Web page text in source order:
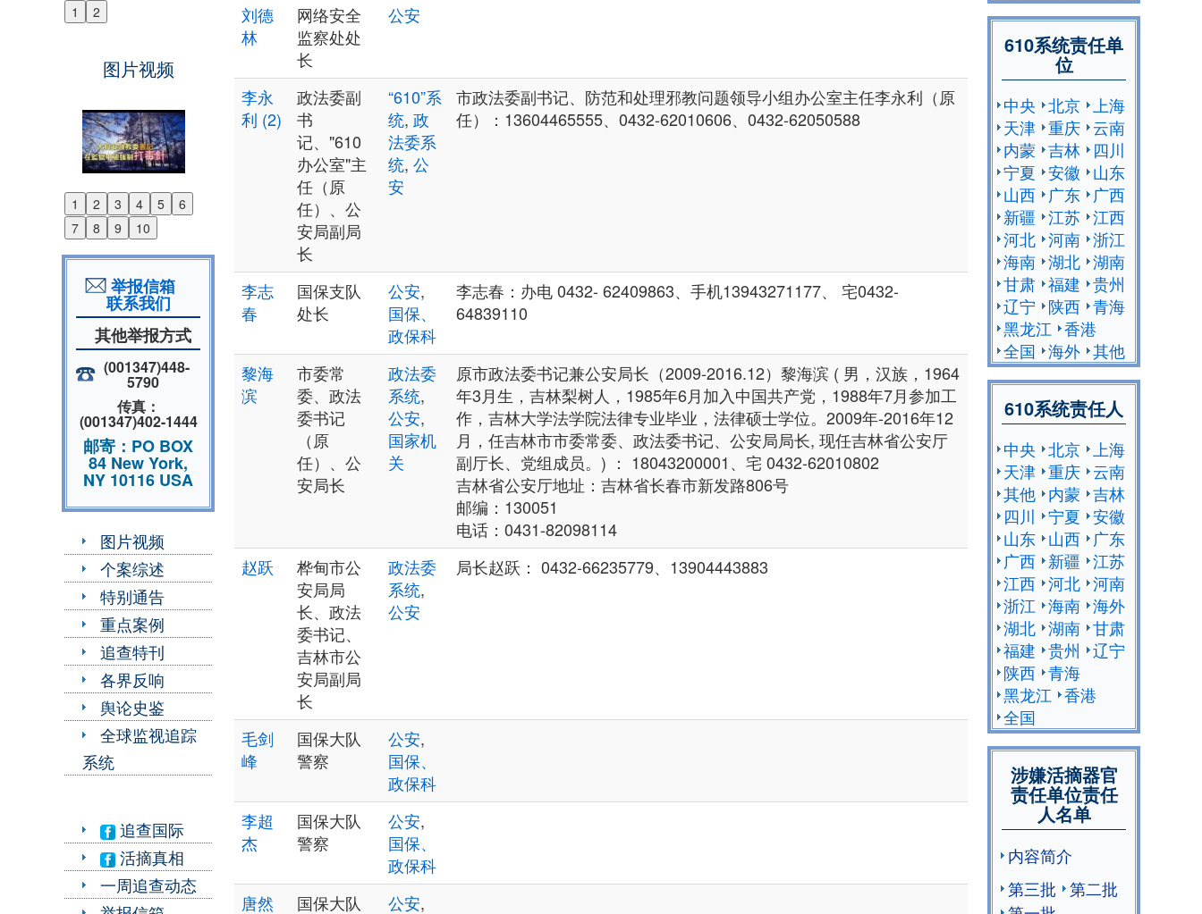
1 2
Previous
图片视频
1 2 3 4 5
6
7
8 9 10
Previous
Next
举报信箱
联系我们
其他举报方式
(001347)448-
5790
传真：
(001347)402-1444
邮寄：PO BOX
84 New York,
NY 10116 USA
图片视频
个案综述
特别通告
重点案例
追查特刊
各界反响
舆论史鉴
全球监视追踪
系统
追查国际
活摘真相
一周追查动态
刘德
林
网络安全
监察处处
长
公安
李永
利 (2)
政法委副
书
记、"610
办公室"主
任（原
任）、公
安局副局
长
“610”系
统, 政
法委系
统, 公
安
市政法委副书记、防范和处理邪教问题领导小组办公室主任李永利（原
任）：13604465555、0432-62010606、0432-62050588
李志
春
国保支队
处长
公安,
国保、
政保科
李志春：办电 0432- 62409863、手机13943271177、 宅0432-
64839110
黎海
滨
市委常
委、政法
委书记
（原
任）、公
安局长
政法委
系统,
公安,
国家机
关
原市政法委书记兼公安局长（2009-2016.12）黎海滨 ( 男，汉族，1964
年3月生，吉林梨树人，1985年6月加入中国共产党，1988年7月参加工
作，吉林大学法学院法律专业毕业，法律硕士学位。2009年-2016年12
月，任吉林市市委常委、政法委书记、公安局局长, 现任吉林省公安厅
副厅长、党组成员。) ： 18043200001、宅 0432-62010802
吉林省公安厅地址：吉林省长春市新发路806号
邮编：130051
电话：0431-82098114
赵跃
桦甸市公
安局局
长、政法
委书记、
吉林市公
安局副局
长
政法委
系统,
公安
局长赵跃： 0432-66235779、13904443883
毛剑
峰
国保大队
警察
公安,
国保、
政保科
李超
杰
国保大队
警察
公安,
国保、
政保科
唐然
国保大队
公安,
610系统责任单
位
中央 北京
上海
天津 重庆 云南
内蒙 吉林
四川
宁夏 安徽
山东
山西
广东
广西
新疆 江苏 江西
河北 河南 浙江
海南 湖北 湖南
甘肃 福建 贵州
辽宁
陕西 青海
黑龙江 香港
全国 海外 其他
610系统责任人
中央 北京
上海
天津 重庆 云南
其他 内蒙 吉林
四川
宁夏 安徽
山东 山西
广东
广西 新疆 江苏
江西 河北 河南
浙江 海南 海外
湖北 湖南 甘肃
福建 贵州
辽宁
陕西 青海
黑龙江 香港
全国
涉嫌活摘器官
责任单位责任
人名单
内容简介
第三批
第二批